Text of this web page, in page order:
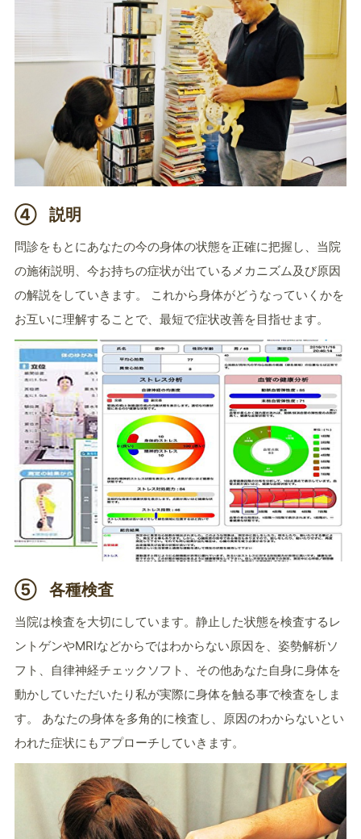
④ 説明
問診をもとにあなたの今の身体の状態を正確に把握し、当院
の施術説明、今お持ちの症状が出ているメカニズム及び原因
の解説をしていきます。 これから身体がどうなっていくかを
お互いに理解することで、最短で症状改善を目指せます。
⑤ 各種検査
当院は検査を大切にしています。静止した状態を検査するレ
ントゲンやMRIなどからではわからない原因を、姿勢解析ソ
フト、自律神経チェックソフト、その他あなた自身に身体を
動かしていただいたり私が実際に身体を触る事で検査をしま
す。 あなたの身体を多角的に検査し、原因のわからないとい
われた症状にもアプローチしていきます。